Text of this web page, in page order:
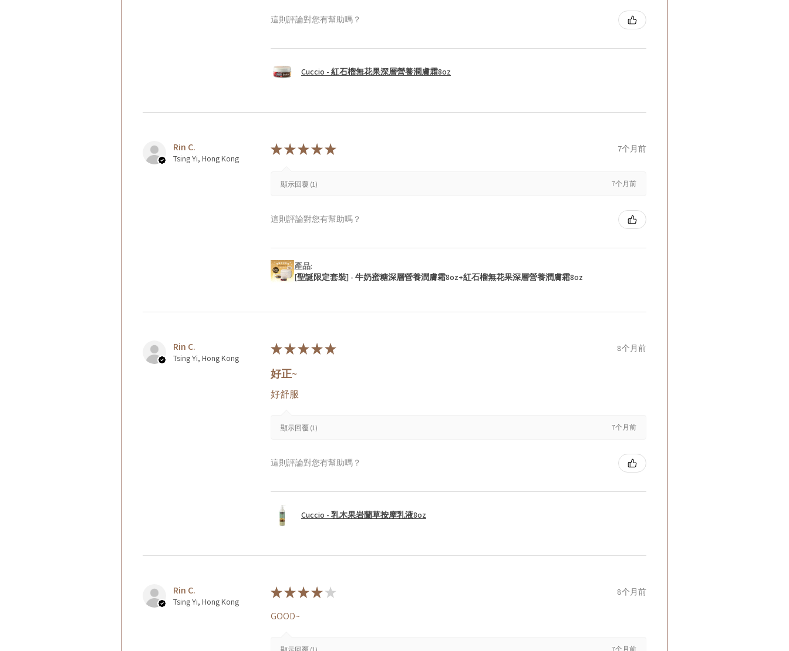
這則評論對您有幫助嗎？
Cuccio - 紅石榴無花果深層營養潤膚霜8oz
Rin C.
Tsing Yi, Hong Kong
★★★★★ 7个月前
顯示回覆 (1) 7个月前
這則評論對您有幫助嗎？
產品:
[聖誕限定套裝] - 牛奶蜜糖深層營養潤膚霜8oz+紅石榴無花果深層營養潤膚霜8oz
Rin C.
Tsing Yi, Hong Kong
★★★★★ 8个月前
好正~
好舒服
顯示回覆 (1) 7个月前
這則評論對您有幫助嗎？
Cuccio - 乳木果岩蘭草按摩乳液8oz
Rin C.
Tsing Yi, Hong Kong
★★★★★ 8个月前
GOOD~
7个月前